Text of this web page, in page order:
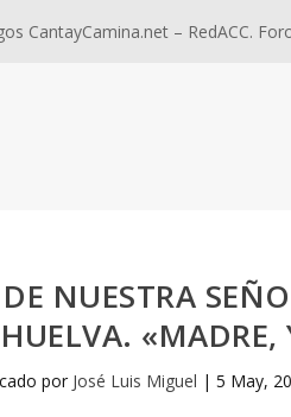
CantayCamina.net – RedACC.
NUESTRA
HUELVA.
por José Luis Miguel | 5 May,